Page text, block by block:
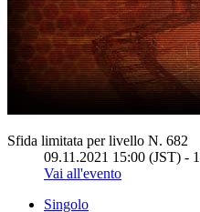
Sfida limitata per livello N. 682
09.11.2021 15:00 (JST) -
Vai all'evento
Singolo